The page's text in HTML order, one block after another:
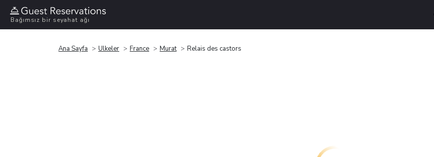
Bağımsız bir seyahat ağı
Ana Sayfa Ülkeler France Murat Relais des castors